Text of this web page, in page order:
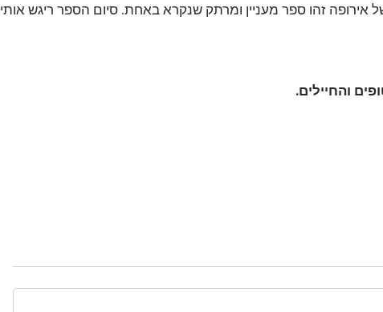
זהו ספר מעניין ומרתק שנקרא באחת. סיום הספר ריגש אותי
והחיילים.